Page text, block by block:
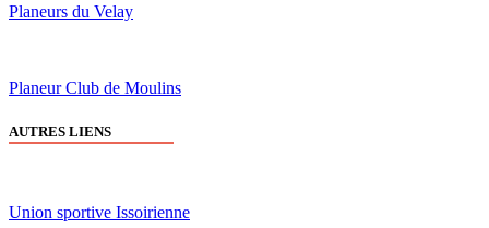
Planeurs du Velay
Planeur Club de Moulins
AUTRES LIENS
Union sportive Issoirienne